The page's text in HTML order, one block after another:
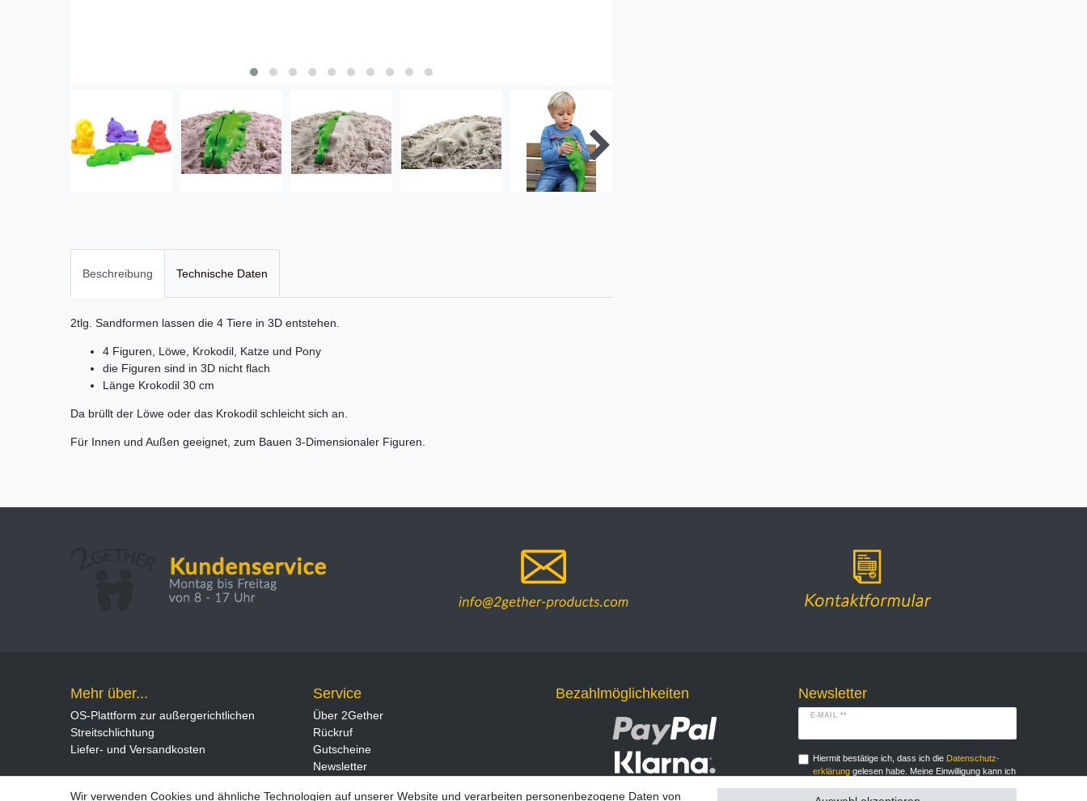
Beschreibung Technische Daten
2tlg. Sandformen lassen die 4 Tiere in 3D entstehen.
4 Figuren, Löwe, Krokodil, Katze und Pony
die Figuren sind in 3D nicht flach
Länge Krokodil 30 cm
Da brüllt der Löwe oder das Krokodil schleicht sich an.
Für Innen und Außen geeignet, zum Bauen 3-Dimensionaler Figuren.
Mehr über...
OS-Plattform zur außergerichtlichen
Streitschlichtung
Liefer- und Versandkosten
Service
Über 2Gether
Rückruf
Gutscheine
Newsletter
Bezahlmöglichkeiten Newsletter
E-MAIL **
Hiermit bestätige ich, dass ich die Daten­schutz­
erklärunggelesen habe. Meine Einwilligung kann ich
Wir verwenden Cookies und ähnliche Technologien auf unserer Website und verarbeiten personenbezogene Daten von